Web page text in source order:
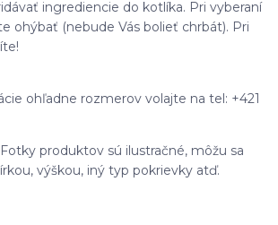
ingrediencie do kotlíka. Pri vyberaní
ohýbať (nebude Vás bolieť chrbát). Pri
ohľadne rozmerov volajte na tel: +421
produktov sú ilustračné, môžu sa
výškou, iný typ pokrievky atď.